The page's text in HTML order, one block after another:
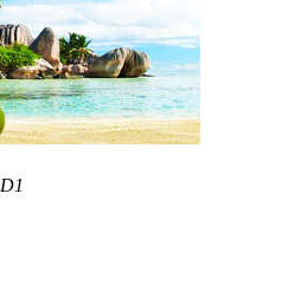
D1